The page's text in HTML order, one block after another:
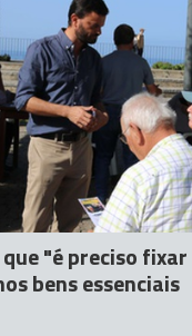
que "é preciso
bens essenciais